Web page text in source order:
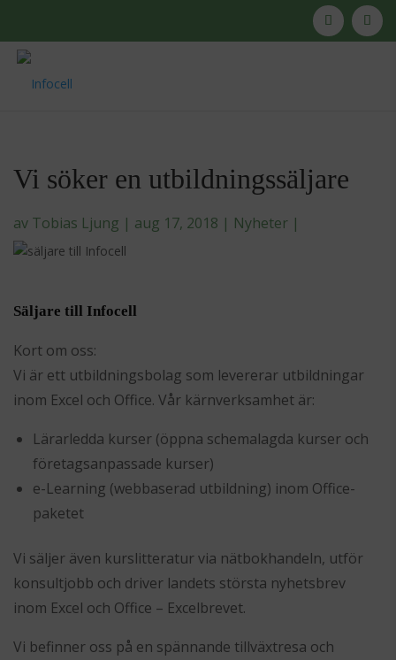
Vi söker en utbildningssäljare
av Tobias Ljung | aug 17, 2018 | Nyheter |
Säljare till Infocell
Kort om oss:
Vi är ett utbildningsbolag som levererar utbildningar
inom Excel och Office. Vår kärnverksamhet är:
Lärarledda kurser (öppna schemalagda kurser och
företagsanpassade kurser)
e-Learning (webbaserad utbildning) inom Office-
paketet
Vi säljer även kurslitteratur via nätbokhandeln, utför
konsultjobb och driver landets största nyhetsbrev
inom Excel och Office – Excelbrevet.
Vi befinner oss på en spännande tillväxtresa och